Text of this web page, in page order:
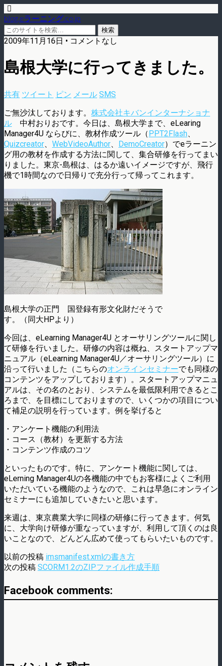
blog.eラーニング.co.jp
2009年11月16日 • コメントなし
島根大学に行ってきました。
共有 ツイート ピン メール SMS
ご無沙汰しております。 株式会社キバンインターナショナ
ル 中村おりおです。今日は、島根大学まで、eLearing
Manager4U ならびに、教材作成ツール（PPT2Flash、
Quizcreator、 WebVideoAuthor、 DemoCreator）でeラーニン
グ用の教材を作成する方法に関して、集合研修を行ってまい
りました。東京-島根は、はるか遠いイメージですが、飛行
機で1時間なので日帰りで充分行って帰ってこれます。
島根大学の正門 国登録有形文化財だそうで
す。（同大HPより）
今回は、eLearning Manager4U とオーサリングツールに関し
て研修を行いました。研修の内容は概ね、スタートアップマ
ニュアル（eLearning Manager4U／オーサリングツール）に
沿って行いました（こちらのオンラインセミナーでも同様の
コンテンツをアップしております）。スタートアップマニュ
アルは、その名のとおり、システムを最低限利用できるとこ
ろまで、を目標にしておりますので、いくつかの項目につい
て補足の説明を行っています。例を挙げると
・アンケート機能の利用法
・コース（教材）を更新する方法
・コンテンツ作成のコツ
といったものです。特に、アンケート機能に関しては、
eLerning Manager4Uの各機能の中でもお客様によくご利用
いただいている機能のようなので、これは早急にオンライン
セミナーにも追加していきたいと思います。
来週は、東京農業大学に同様の研修に行ってきます。何気
に、大学向け研修が重なっていますが、利用して頂くのは良
いことなので、どんどん広めて使ってもらいたいものです。
以前の投稿 imsmanifest.xmlの書き方
次の投稿 SCORM1.2のZIPファイル作成手順
Facebook comments: